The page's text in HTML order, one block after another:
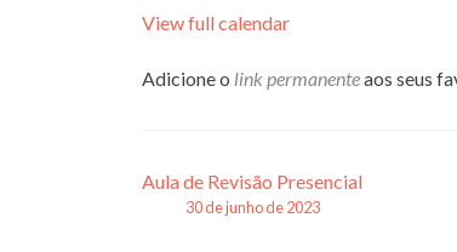
View full calendar
Adicione o link permanenteaos seus
Navegação
Aula de Revisão Presencial
30 de junho de 2023